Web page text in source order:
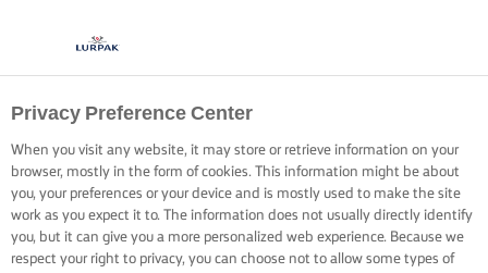
Privacy Preference Center
When you visit any website, it may store or retrieve information on your
browser, mostly in the form of cookies. This information might be about
you, your preferences or your device and is mostly used to make the site
work as you expect it to. The information does not usually directly identify
you, but it can give you a more personalized web experience. Because we
respect your right to privacy, you can choose not to allow some types of